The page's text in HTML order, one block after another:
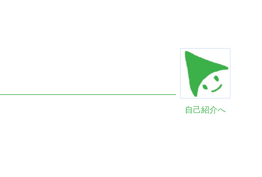
自己紹介へ